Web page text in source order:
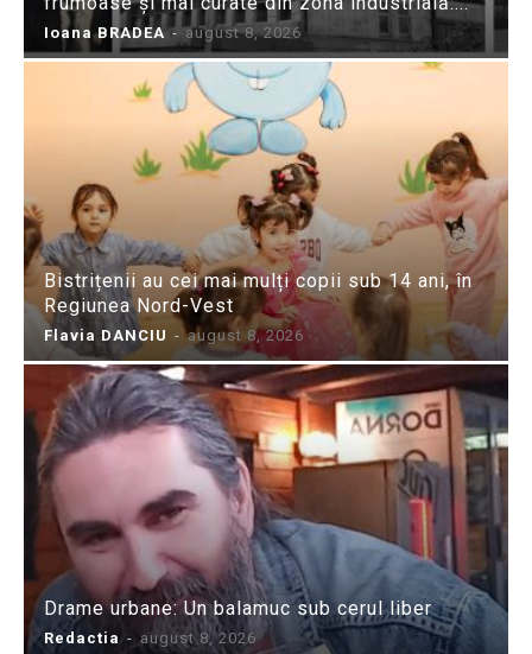
Ioana BRADEA - august 8, 2026
Bistrițenii au cei mai mulți copii sub 14 ani, în
Regiunea Nord-Vest
Flavia DANCIU - august 8, 2026
Drame urbane: Un balamuc sub cerul liber
Redactia - august 8, 2026